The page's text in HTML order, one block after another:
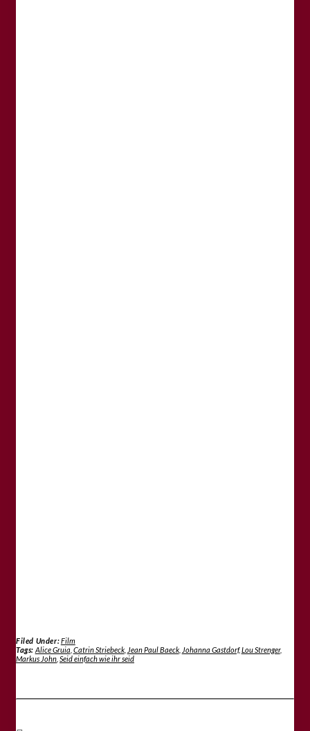
Filed Under:Film
Tags: Alice Gruia Catrin Striebeck, Jean Paul Baeck, Johanna Gastdorf,Lou Strenger,
Markus John Seid einfach wie ihr seid